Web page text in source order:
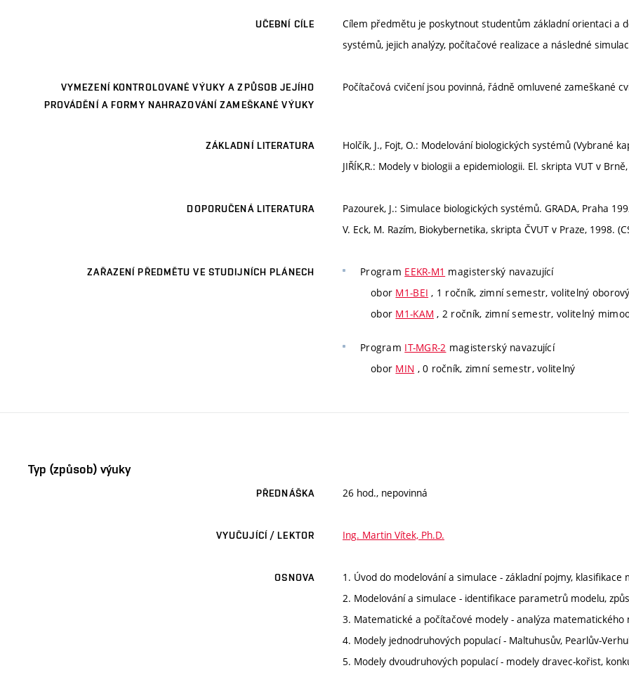
UČEBNÍ CÍLE
Cílem předmětu je poskytnout studentům základní orientaci a
systémů, jejich analýzy, počítačové realizace a následné
VYMEZENÍ KONTROLOVANÉ VÝUKY A ZPŮSOB JEJÍHO
PROVÁDĚNÍ A FORMY NAHRAZOVÁNÍ ZAMEŠKANÉ VÝUKY
Počítačová cvičení jsou povinná, řádně omluvené zameškané
ZÁKLADNÍ LITERATURA
Holčík, J., Fojt, O.: Modelování biologických systémů (Vybrané
JIŘÍK,R.: Modely v biologii a epidemiologii. El. skripta VUT v
DOPORUČENÁ LITERATURA
Pazourek, J.: Simulace biologických systémů. GRADA, Praha
V. Eck, M. Razím, Biokybernetika, skripta ČVUT v Praze, 1998.
ZAŘAZENÍ PŘEDMĚTU VE STUDIJNÍCH PLÁNECH Program EEKR-M1 magisterský navazující
obor M1-BEI , 1 ročník, zimní semestr, volitelný oborový
obor M1-KAM , 2 ročník, zimní semestr, volitelný
Program IT-MGR-2 magisterský navazující
obor MIN , 0 ročník, zimní semestr, volitelný
Typ (způsob) výuky
PŘEDNÁŠKA 26 hod., nepovinná
VYUČUJÍCÍ / LEKTOR Ing. Martin Vítek, Ph.D.
OSNOVA
1. Úvod do modelování a simulace - základní pojmy, klasifikace
2. Modelování a simulace - identifikace parametrů modelu,
3. Matematické a počítačové modely - analýza
4. Modely jednodruhových populací - Maltuhusův, Pearlův-
5. Modely dvoudruhových populací - modely dravec-kořist,